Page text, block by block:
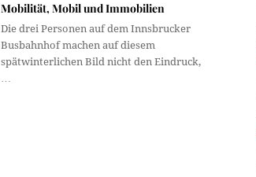
Mobilität, Mobil und Immobilien
Die drei Personen auf dem Innsbrucker
Busbahnhof machen auf diesem
spätwinterlichen Bild nicht den Eindruck,
…